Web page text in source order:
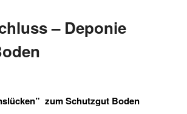
– Deponie
zum Schutzgut Boden